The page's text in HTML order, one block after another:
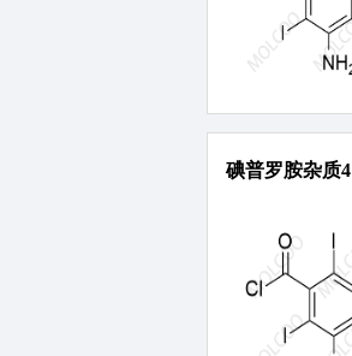
碘普罗胺杂质4